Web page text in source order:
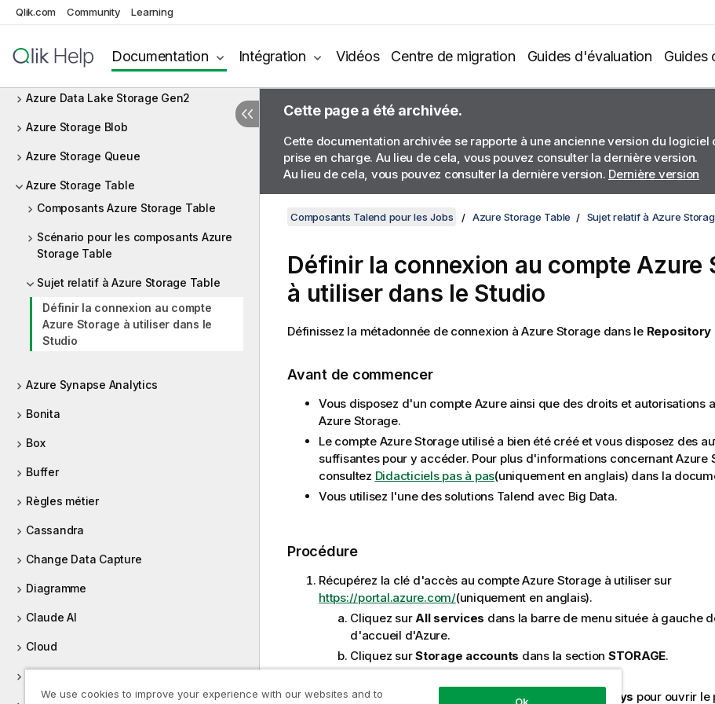
Qlik.com Community Learning
Documentation Intégration Vidéos Centre de migration Guides d'évaluation Guides
ARFF
Azure Data Lake Storage Gen2
Azure Storage Blob
Azure Storage Queue
Azure Storage Table
Composants Azure Storage Table
Scénario pour les composants Azure
Storage Table
Sujet relatif à Azure Storage Table
Définir la connexion au compte
Azure Storage à utiliser dans le
Studio
Azure Synapse Analytics
Bonita
Box
Buffer
Règles métier
Cassandra
Change Data Capture
Diagramme
Claude AI
Cloud
Cette page a été archivée.
Cette documentation archivée se rapporte à une ancienne version du logiciel
prise en charge. Au lieu de cela, vous pouvez consulter la dernière version.
Au lieu de cela, vous pouvez consulter la dernière version. Dernière version
Composants Talend pour les Jobs Azure Storage Table Sujet relatif à Azure
Définir la connexion au compte Azure
à utiliser dans le Studio
Définissez la métadonnée de connexion à Azure Storage dans le Repository
Avant de commencer
Vous disposez d'un compte Azure ainsi que des droits et autorisations
Azure Storage.
Le compte Azure Storage utilisé a bien été créé et vous disposez des
suffisantes pour y accéder. Pour plus d'informations concernant Azure
consultez Didacticiels pas à pas(uniquement en anglais) dans la
Vous utilisez l'une des solutions Talend avec Big Data.
Procédure
Récupérez la clé d'accès au compte Azure Storage à utiliser sur
https://portal.azure.com/(uniquement en anglais).
Cliquez surAll services dans la barre de menu située à gauche
d'accueil d'Azure.
Cliquez surStorage accounts dans la section STORAGE.
Dans la liste qui s'affiche, cliquez sur
Access keys pour ouvrir le
We use cookies to improve your experience with our websites and to